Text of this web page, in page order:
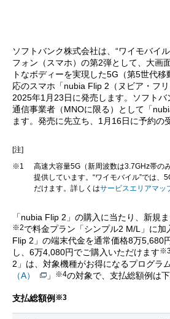
ソフトバンク株式会社は、“ワイモバイ
フォン（スマホ）の第2弾として、大画
トなボディーを実現した5G（第5世代移
応のスマホ「nubia Flip 2（ヌビア・フリ
2025年1月23日に発売します。ソフト
通信事業者（MNOに限る）として「
ます。発売に先立ち、1月16日に予約の
[注]
※1
高速大容量5G（新周波数は3.7GHz帯の
提供しています。“ワイモバイル”では、
だけます。詳しくはサービスエリアマッ
「nubia Flip 2」の購入に当たり、新規
※2で料金プラン「シンプル2 M/L」に加
Flip 2」の端末代金を通常価格8万5,680
し、6万4,080円でご購入いただけます
2」は、対象機種がお得になるプログラ
（A）
」 ※4の対象で、支払総額例は下
支払総額例 ※3